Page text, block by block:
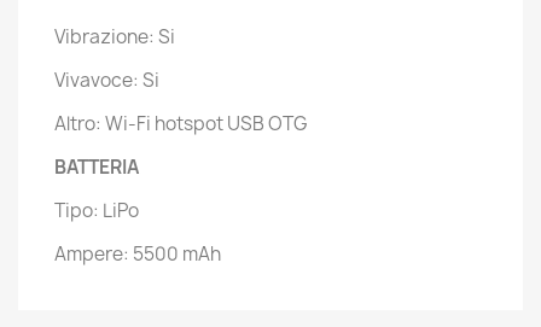
Vibrazione: Si
Vivavoce: Si
Altro: Wi-Fi hotspot USB OTG
BATTERIA
Tipo: LiPo
Ampere: 5500 mAh